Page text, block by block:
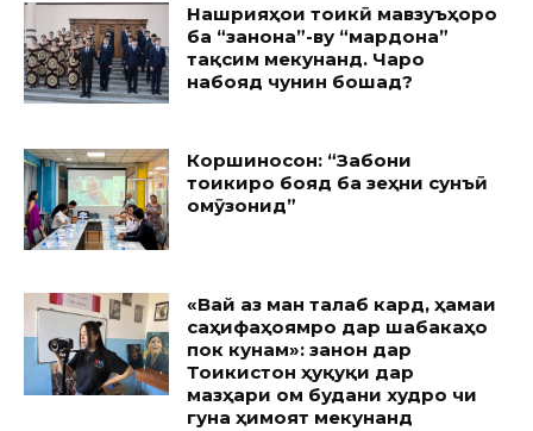
Нашрияҳои тоҷикӣ мавзуъҳоро
ба “занона”-ву “мардона”
тақсим мекунанд. Чаро
набояд чунин бошад?
Коршиносон: “Забони
тоҷикиро бояд ба зеҳни сунъӣ
омӯзонид”
«Вай аз ман талаб кард, ҳамаи
саҳифаҳоямро дар шабакаҳо
пок кунам»: занон дар
Тоҷикистон ҳуқуқи дар
мазҳари ом будани худро чи
гуна ҳимоят мекунанд